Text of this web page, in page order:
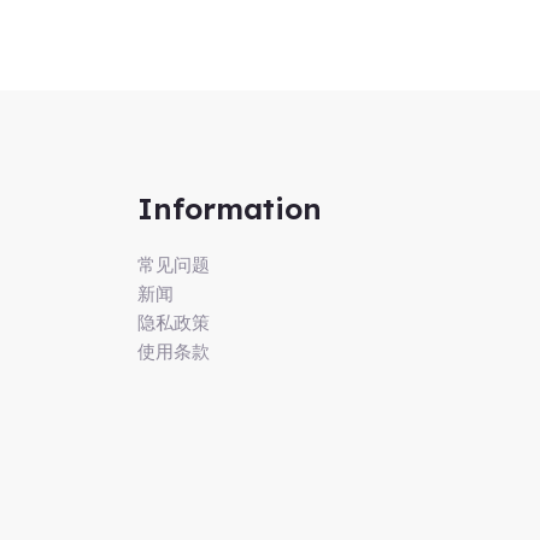
Information
常见问题
新闻
隐私政策
使用条款